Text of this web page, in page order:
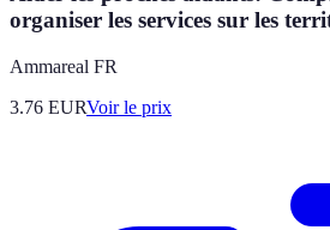
organiser les services sur les
Ammareal FR
3.76 EURVoir le prix